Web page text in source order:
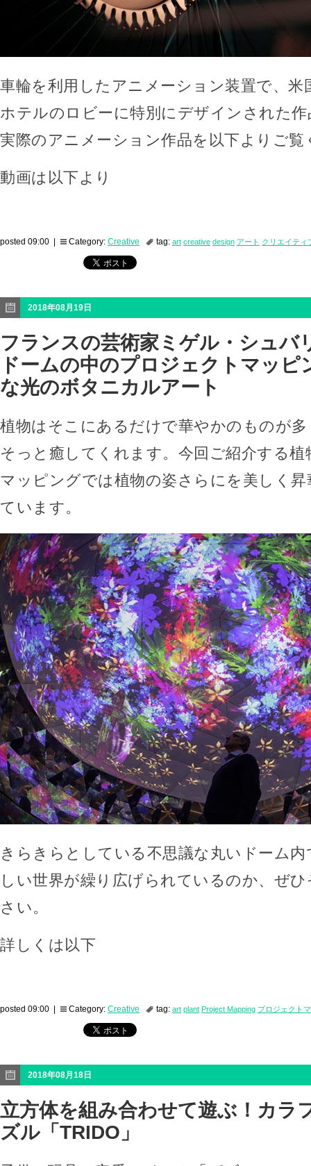
車輪を利用したアニメーション装置で、米
ホテルのロビーに特別にデザインされた
実際のアニメーション作品を以下よりご覧
動画は以下より
posted 09:00 | Category: Creative tag: art creative design アート クリエイティ
2018年08月19日
フランスの芸術家ミゲル・シュバ
ドームの中のプロジェクトマッピ
な光のボタニカルアート
植物はそこにあるだけで華やかのものが
そっと癒してくれます。今回ご紹介する
マッピングでは植物の姿さらにを美しく
ています。
きらきらとしている不思議な丸いドーム
しい世界が繰り広げられているのか、ぜ
さい。
詳しくは以下
posted 09:00 | Category: Creative tag: art plant Project Mapping プロジェクト
2018年08月18日
立方体を組み合わせて遊ぶ！カラ
ズル「TRIDO」